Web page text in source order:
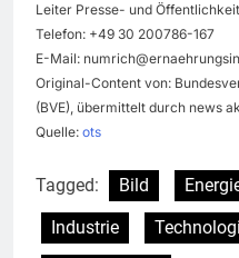
Leiter Presse- und
Telefon: +49 30 200786-167
E-Mail:
Original-Content von:
(BVE), übermittelt durch news
Quelle: ots
Tagged: Bild
Industrie